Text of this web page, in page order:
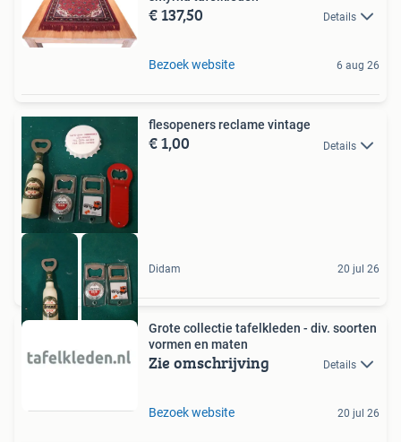
€ 137,50 Details
Bezoek website 6 aug 26
flesopeners reclame vintage
€ 1,00 Details
Didam 20 jul 26
Grote collectie tafelkleden - div. soorten
vormen en maten
Zie omschrijving Details
Bezoek website 20 jul 26